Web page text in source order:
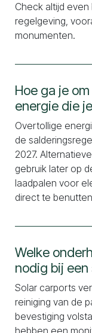
Check altijd
regelgeving,
monumenten.
Hoe ga je
energie die
Overtollige
de
2027.
gebruik later op
laadpalen voor
direct te
Welke
nodig bij
Solar carports
reiniging van de
bevestiging
hebben een